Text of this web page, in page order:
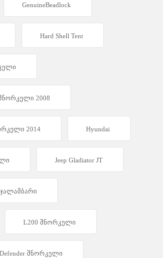
GenuineBeadlock
Hard Shell Tent
2008
2014 Hyundai
Jeep Gladiator JT
ჯალამბარი
L200 შნორკელი
Defender შნორკელი